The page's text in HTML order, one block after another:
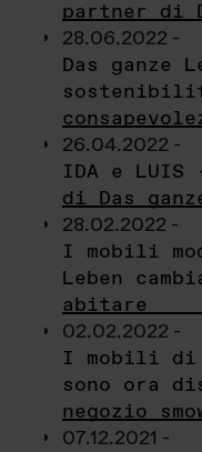
partner di
28.06.2022 -
Das ganze
26.04.2022 -
IDA e
di Das
28.02.2022 -
I mobili
Leben
abitare
02.02.2022 -
I mobili di
sono ora
negozio
07.12.2021 -